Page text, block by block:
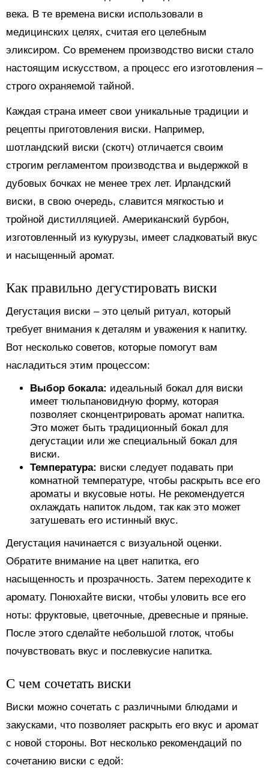
века. В те времена виски использовали в
медицинских целях, считая его целебным
эликсиром. Со временем производство виски стало
настоящим искусством, а процесс его изготовления –
строго охраняемой тайной.
Каждая страна имеет свои уникальные традиции и
рецепты приготовления виски. Например,
шотландский виски (скотч) отличается своим
строгим регламентом производства и выдержкой в
дубовых бочках не менее трех лет. Ирландский
виски, в свою очередь, славится мягкостью и
тройной дистилляцией. Американский бурбон,
изготовленный из кукурузы, имеет сладковатый вкус
и насыщенный аромат.
Как правильно дегустировать виски
Дегустация виски – это целый ритуал, который
требует внимания к деталям и уважения к напитку.
Вот несколько советов, которые помогут вам
насладиться этим процессом:
Выбор бокала: идеальный бокал для виски
имеет тюльпановидную форму, которая
позволяет сконцентрировать аромат напитка.
Это может быть традиционный бокал для
дегустации или же специальный бокал для
виски.
Температура: виски следует подавать при
комнатной температуре, чтобы раскрыть все его
ароматы и вкусовые ноты. Не рекомендуется
охлаждать напиток льдом, так как это может
затушевать его истинный вкус.
Дегустация начинается с визуальной оценки.
Обратите внимание на цвет напитка, его
насыщенность и прозрачность. Затем переходите к
аромату. Понюхайте виски, чтобы уловить все его
ноты: фруктовые, цветочные, древесные и пряные.
После этого сделайте небольшой глоток, чтобы
почувствовать вкус и послевкусие напитка.
С чем сочетать виски
Виски можно сочетать с различными блюдами и
закусками, что позволяет раскрыть его вкус и аромат
с новой стороны. Вот несколько рекомендаций по
сочетанию виски с едой: